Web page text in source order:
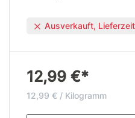
Ausverkauft,
12,99 €*
12,99 € / Kilogramm